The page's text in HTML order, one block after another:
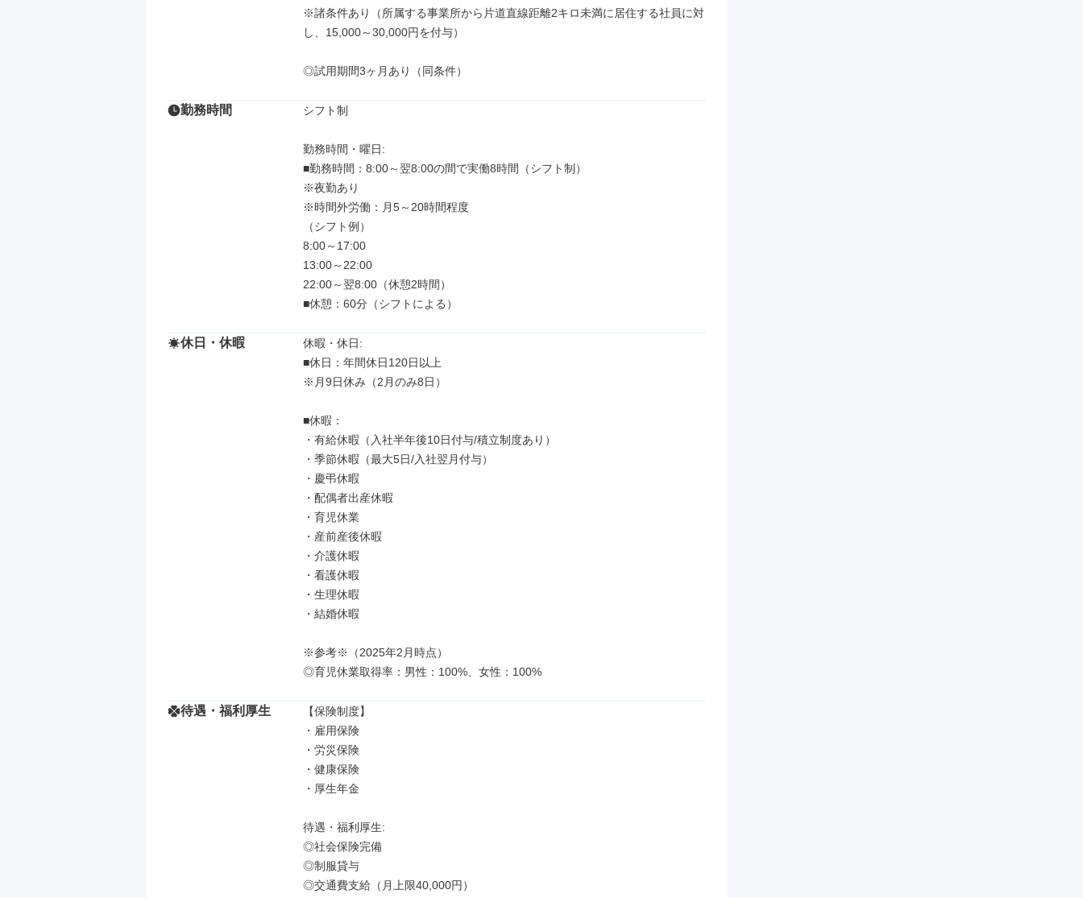
※諸条件あり（所属する事業所から片道直線距離2キロ未満に居住する社員に対
し、15,000～30,000円を付与）
◎試用期間3ヶ月あり（同条件）
勤務時間 シフト制
勤務時間・曜日:
■勤務時間：8:00～翌8:00の間で実働8時間（シフト制）
※夜勤あり
※時間外労働：月5～20時間程度
（シフト例）
8:00～17:00
13:00～22:00
22:00～翌8:00（休憩2時間）
■休憩：60分（シフトによる）
休日・休暇
休暇・休日:
■休日：年間休日120日以上
※月9日休み（2月のみ8日）
■休暇：
・有給休暇（入社半年後10日付与/積立制度あり）
・季節休暇（最大5日/入社翌月付与）
・慶弔休暇
・配偶者出産休暇
・育児休業
・産前産後休暇
・介護休暇
・看護休暇
・生理休暇
・結婚休暇
※参考※（2025年2月時点）
◎育児休業取得率：男性：100%、女性：100%
待遇・福利厚生
【保険制度】
・雇用保険
・労災保険
・健康保険
・厚生年金
待遇・福利厚生:
◎社会保険完備
◎制服貸与
◎交通費支給（月上限40,000円）